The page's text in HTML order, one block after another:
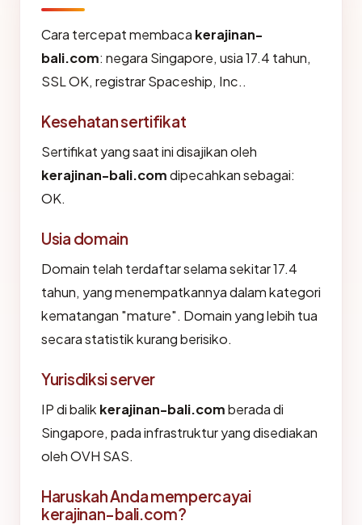
Cara tercepat membaca kerajinan-
bali.com: negara Singapore, usia 17.4 tahun,
SSL OK, registrar Spaceship, Inc..
Kesehatan sertifikat
Sertifikat yang saat ini disajikan oleh
kerajinan-bali.comdipecahkan sebagai:
OK.
Usia domain
Domain telah terdaftar selama sekitar 17.4
tahun, yang menempatkannya dalam kategori
kematangan "mature". Domain yang lebih tua
secara statistik kurang berisiko.
Yurisdiksi server
IP di balik kerajinan-bali.comberada di
Singapore, pada infrastruktur yang disediakan
oleh OVH SAS.
Haruskah Anda mempercayai
kerajinan-bali.com?